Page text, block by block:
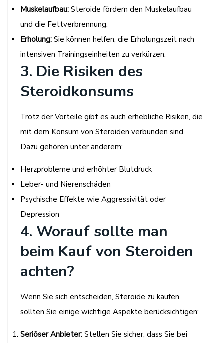
Muskelaufbau: Steroide fördern den Muskelaufbau
und die Fettverbrennung.
Erholung: Sie können helfen, die Erholungszeit nach
intensiven Trainingseinheiten zu verkürzen.
3. Die Risiken des
Steroidkonsums
Trotz der Vorteile gibt es auch erhebliche Risiken, die
mit dem Konsum von Steroiden verbunden sind.
Dazu gehören unter anderem:
Herzprobleme und erhöhter Blutdruck
Leber- und Nierenschäden
Psychische Effekte wie Aggressivität oder
Depression
4. Worauf sollte man
beim Kauf von Steroiden
achten?
Wenn Sie sich entscheiden, Steroide zu kaufen,
sollten Sie einige wichtige Aspekte berücksichtigen:
Seriöser Anbieter: Stellen Sie sicher, dass Sie bei